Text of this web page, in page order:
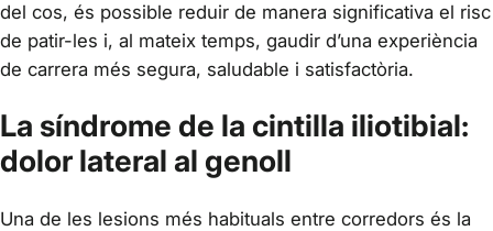
del cos, és possible reduir de manera significativa el risc
de patir-les i, al mateix temps, gaudir d’una experiència
de carrera més segura, saludable i satisfactòria.
La síndrome de la cintilla iliotibial:
dolor lateral al genoll
Una de les lesions més habituals entre corredors és la